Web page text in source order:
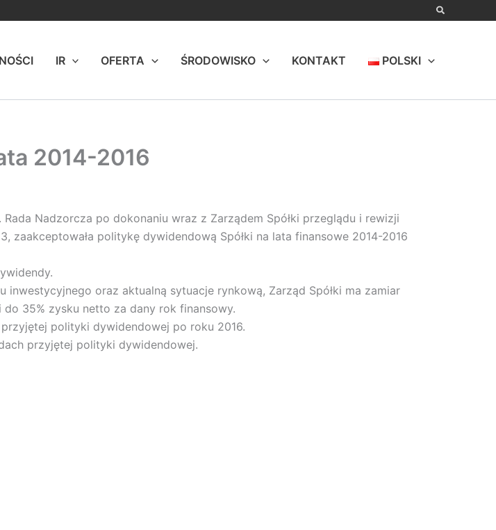
IR OFERTA ŚRODOWISKO KONTAKT POLSKI
2014-2016
Rada Nadzorcza po dokonaniu wraz z Zarządem Spółki przeglądu i rewizji
politykę dywidendową Spółki na lata finansowe 2014-2016
oraz aktualną sytuacje rynkową, Zarząd Spółki ma zamiar
35% zysku netto za dany rok finansowy.
polityki dywidendowej po roku 2016.
przyjętej polityki dywidendowej.